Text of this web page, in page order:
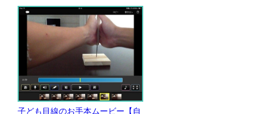
子ども目線のお手本ムービー【自